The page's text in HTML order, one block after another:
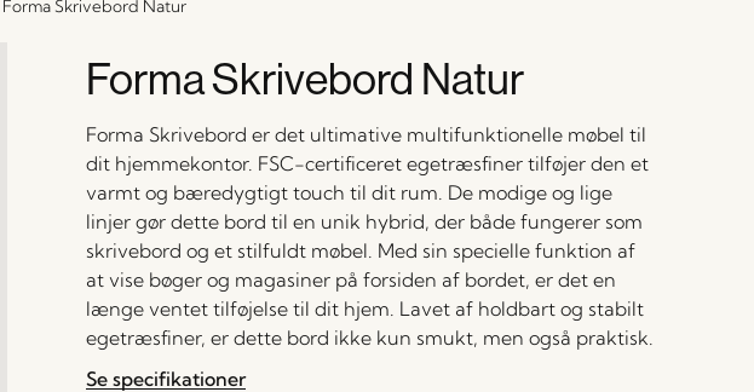
Forma Skrivebord Natur
Forma Skrivebord Natur
Forma Skrivebord er det ultimative multifunktionelle møbel til
dit hjemmekontor. FSC-certificeret egetræsfiner tilføjer den et
varmt og bæredygtigt touch til dit rum. De modige og lige
linjer gør dette bord til en unik hybrid, der både fungerer som
skrivebord og et stilfuldt møbel. Med sin specielle funktion af
at vise bøger og magasiner på forsiden af bordet, er det en
længe ventet tilføjelse til dit hjem. Lavet af holdbart og stabilt
egetræsfiner, er dette bord ikke kun smukt, men også praktisk.
Se specifikationer